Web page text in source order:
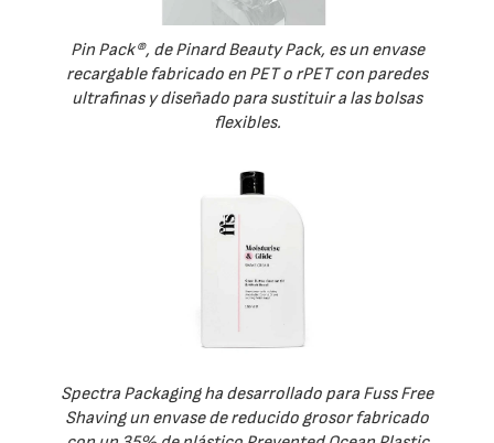
Pin Pack®, de Pinard Beauty Pack, es un envase
recargable fabricado en PET o rPET con paredes
ultrafinas y diseñado para sustituir a las bolsas
flexibles.
Spectra Packaging ha desarrollado para Fuss Free
Shaving un envase de reducido grosor fabricado